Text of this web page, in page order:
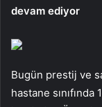
devam ediyor
Bugün prestij ve
hastane